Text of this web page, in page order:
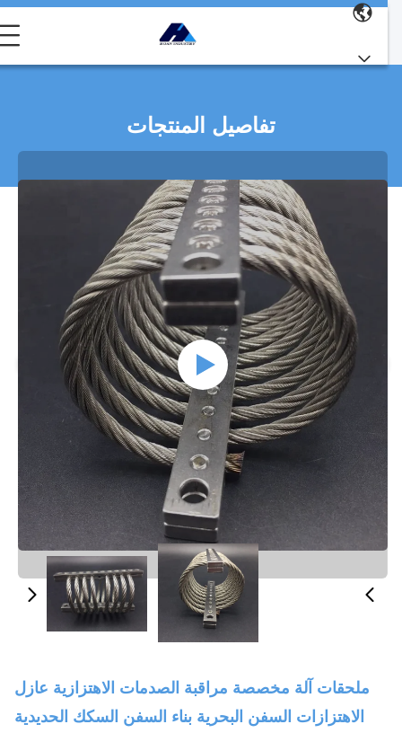
تفاصيل المنتجات
ملحقات آلة مخصصة مراقبة الصدمات الاهتزازية عازل
الاهتزازات السفن البحرية بناء السفن السكك الحديدية